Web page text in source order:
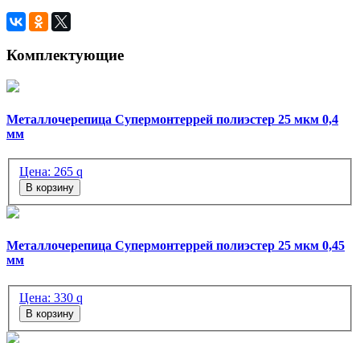
Комплектующие
Металлочерепица Супермонтеррей полиэстер 25 мкм 0,4
мм
Цена: 265 q
В корзину
Металлочерепица Супермонтеррей полиэстер 25 мкм 0,45
мм
Цена: 330 q
В корзину